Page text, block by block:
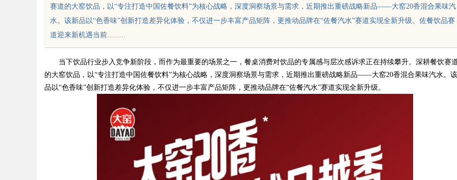
赛道的大窑饮品，以“专注打造中国佐餐饮料”为核心战略，深度洞察场景与需求，近期推出重磅战略新品——大窑20香混合果味汽
水。该新品以“色香味”创新打造差异化体验，不仅进一步丰富产品矩阵，更推动品牌在“佐餐汽水”赛道实现全新升级。佐餐饮品赛
道迎来新机遇当前.........
当下饮品行业步入竞争新阶段，而作为最重要的场景之一，餐桌消费对饮品的专属感与层次感诉求正在持续攀升。深耕餐饮赛
的大窑饮品，以“专注打造中国佐餐饮料”为核心战略，深度洞察场景与需求，近期推出重磅战略新品——大窑20香混合果味汽水。
品以“色香味”创新打造差异化体验，不仅进一步丰富产品矩阵，更推动品牌在“佐餐汽水”赛道实现全新升级。
买：即买即用，规避侵权风险
技发展新高地